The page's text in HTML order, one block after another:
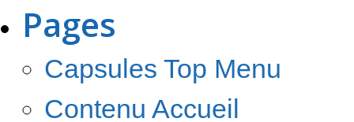
Pages
Capsules Top Menu
Contenu Accueil